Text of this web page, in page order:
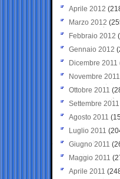
Aprile 2012
Marzo 2012
Febbraio 2012
Gennaio 2012
Dicembre 2011
Novembre 2011
Ottobre 2011
Settembre 2011
Agosto 2011
Luglio 2011
Giugno 2011
Maggio 2011
Aprile 2011